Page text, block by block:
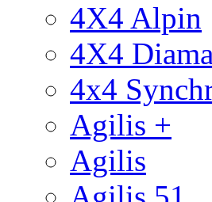
4X4 Alpin
4X4
4x4
Agilis +
Agilis